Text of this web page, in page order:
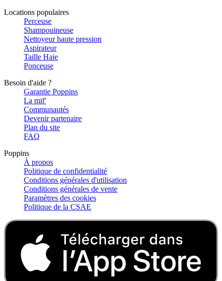
Locations populaires
Perceuse
Shampouineuse
Nettoyeur haute pression
Aspirateur
Taille Haie
Ponceuse
Besoin d'aide ?
Garantie Poppins
La mif'
Communautés
Devenir partenaire
Plan du site
FAQ
Poppins
À propos
Politique de confidentialité
Conditions générales d'utilisation
Conditions générales de vente
Paramètres des cookies
Politique de la CSAE